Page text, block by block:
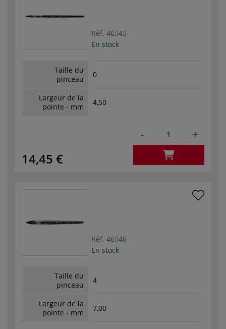
Réf. 46545
En stock
Taille du
pinceau
0
Largeur de la
pointe - mm
4,50
14,45 €
- +
Réf. 46546
En stock
Taille du
pinceau
4
Largeur de la
pointe - mm
7,00